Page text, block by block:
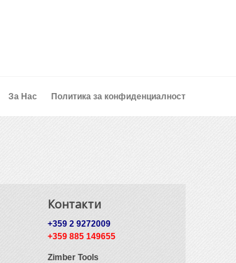
За Нас Политика за конфиденциалност
Контакти
+359 2 9272009
+359 885 149655
Zimber Tools